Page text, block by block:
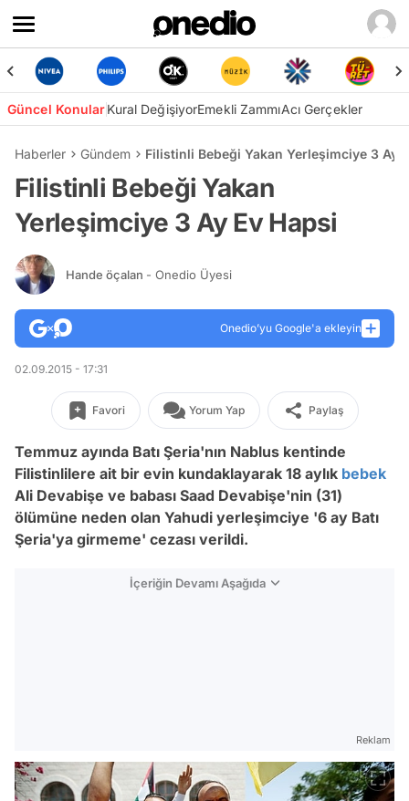
Güncel KonularKural DeğişiyorEmekli ZammıAcı Gerçekler
Haberler Gündem Filistinli Bebeği Yakan Yerleşimciye 3 Ay
Filistinli Bebeği Yakan
Yerleşimciye 3 Ay Ev Hapsi
Hande öçalan - Onedio Üyesi
Onedio’yu Google'a ekleyin
02.09.2015 - 17:31
Favori Yorum Yap Paylaş
Temmuz ayında Batı Şeria'nın Nablus kentinde
Filistinlilere ait bir evin kundaklayarak 18 aylık bebek
Ali Devabişe ve babası Saad Devabişe'nin (31)
ölümüne neden olan Yahudi yerleşimciye '6 ay Batı
Şeria'ya girmeme' cezası verildi.
İçeriğin Devamı Aşağıda
Reklam